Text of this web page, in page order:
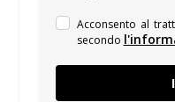
Acconsento al
secondo